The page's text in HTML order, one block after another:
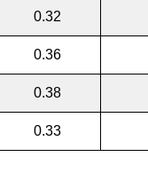
0.32
0.36
0.38
0.33